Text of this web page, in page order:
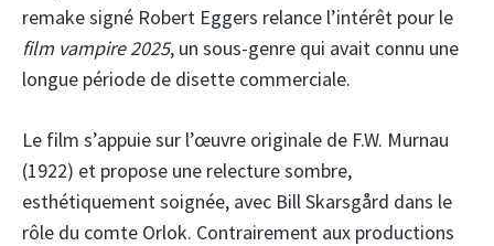
remake signé Robert Eggers relance l’intérêt pour le
film vampire 2025, un sous-genre qui avait connu une
longue période de disette commerciale.
Le film s’appuie sur l’œuvre originale de F.W. Murnau
(1922) et propose une relecture sombre,
esthétiquement soignée, avec Bill Skarsgård dans le
rôle du comte Orlok. Contrairement aux productions